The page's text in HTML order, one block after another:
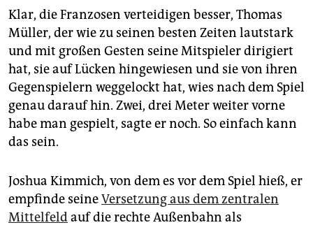
Klar, die Franzosen verteidigen besser, Thomas
Müller, der wie zu seinen besten Zeiten lautstark
und mit großen Gesten seine Mitspieler dirigiert
hat, sie auf Lücken hingewiesen und sie von ihren
Gegenspielern weggelockt hat, wies nach dem Spiel
genau darauf hin. Zwei, drei Meter weiter vorne
habe man gespielt, sagte er noch. So einfach kann
das sein.
Joshua Kimmich, von dem es vor dem Spiel hieß, er
empfinde seineVersetzung aus dem zentralen
Mittelfeldauf die rechte Außenbahn als